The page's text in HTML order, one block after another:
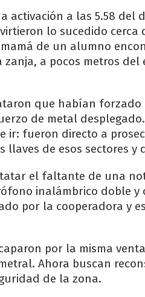
activación a las 5.58 del
lo sucedido cerca
de un alumno
a pocos metros del
que habían forzado
de metal
ir: fueron directo a
llaves de esos sectores y
el faltante de una
inalámbrico doble y
por la cooperadora y
por la misma
Ahora buscan
de la zona.